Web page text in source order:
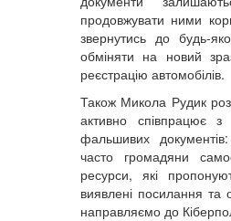
продовжувати ними
звернутись до будь-
обміняти на новий
реєстрацію автомобілів.
Також Микола Рудик
активно співпрацює з
фальшивих
часто громадяни
ресурси, які
виявлені посилання
направляємо до